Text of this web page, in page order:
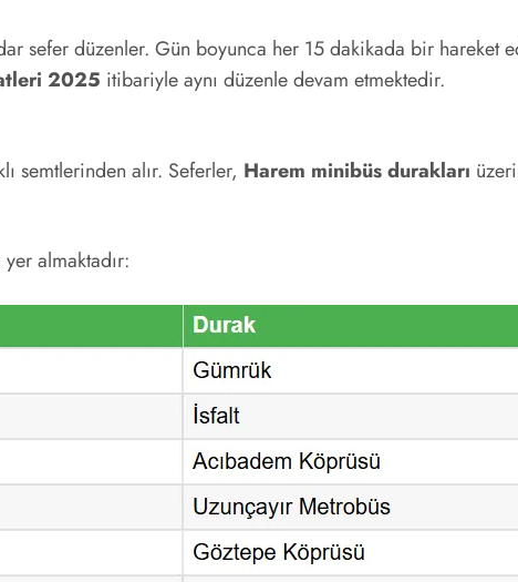
sefer düzenler. Gün boyunca her 15 dakikada bir hareket
2025 itibariyle aynı düzenle devam etmektedir.
semtlerinden alır. Seferler, Harem minibüs durakları
almaktadır: